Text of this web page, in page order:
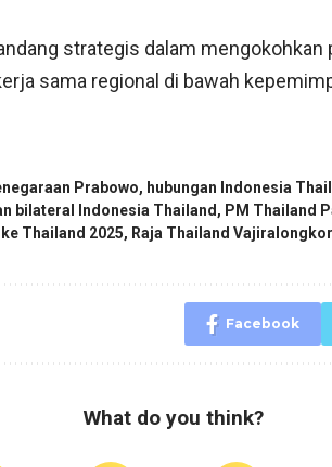
strategis dalam
sama regional di bawah
Prabowo, hubungan Indonesia
bilateral Indonesia Thailand, PM Thailand
Thailand 2025, Raja Thailand
Facebook
What do you think?